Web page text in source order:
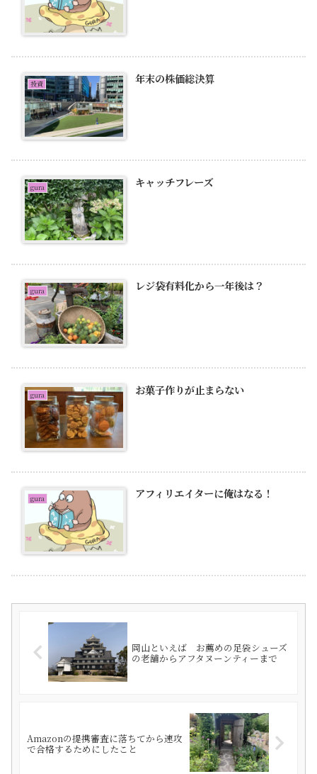
投資 年末の株価総決算
gura キャッチフレーズ
gura レジ袋有料化から一年後は？
gura お菓子作りが止まらない
gura アフィリエイターに俺はなる！
岡山といえば お薦めの足袋シューズ
の老舗からアフタヌーンティーまで
Amazonの提携審査に落ちてから速攻
で合格するためにしたこと